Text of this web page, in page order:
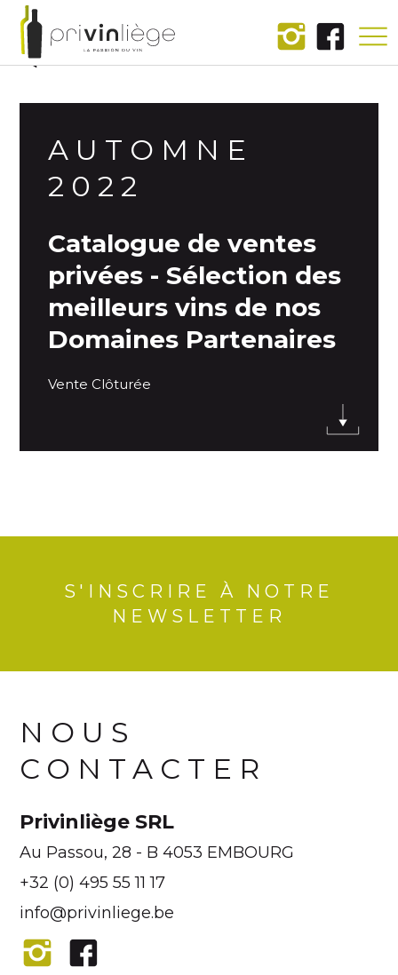
Accueil
AUTOMNE
2022
Catalogue de ventes
privées - Sélection des
meilleurs vins de nos
Domaines Partenaires
Vente Clôturée
S'INSCRIRE À NOTRE
NEWSLETTER
NOUS
CONTACTER
Privinliège SRL
Au Passou, 28 - B 4053 EMBOURG
+32 (0) 495 55 11 17
info@privinliege.be